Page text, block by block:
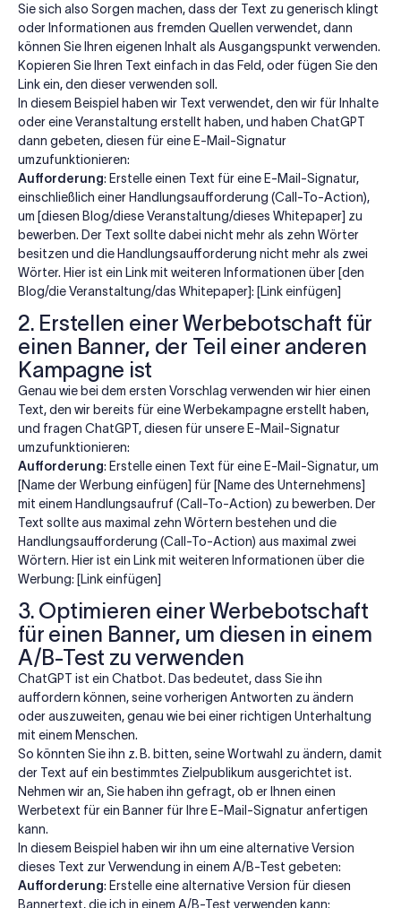
Sie sich also Sorgen machen, dass der Text zu generisch klingt
oder Informationen aus fremden Quellen verwendet, dann
können Sie Ihren eigenen Inhalt als Ausgangspunkt verwenden.
Kopieren Sie Ihren Text einfach in das Feld, oder fügen Sie den
Link ein, den dieser verwenden soll.
In diesem Beispiel haben wir Text verwendet, den wir für Inhalte
oder eine Veranstaltung erstellt haben, und haben ChatGPT
dann gebeten, diesen für eine E-Mail-Signatur
umzufunktionieren:
Aufforderung: Erstelle einen Text für eine E-Mail-Signatur,
einschließlich einer Handlungsaufforderung (Call-To-Action),
um [diesen Blog/diese Veranstaltung/dieses Whitepaper] zu
bewerben. Der Text sollte dabei nicht mehr als zehn Wörter
besitzen und die Handlungsaufforderung nicht mehr als zwei
Wörter. Hier ist ein Link mit weiteren Informationen über [den
Blog/die Veranstaltung/das Whitepaper]: [Link einfügen]
2. Erstellen einer Werbebotschaft für
einen Banner, der Teil einer anderen
Kampagne ist
Genau wie bei dem ersten Vorschlag verwenden wir hier einen
Text, den wir bereits für eine Werbekampagne erstellt haben,
und fragen ChatGPT, diesen für unsere E-Mail-Signatur
umzufunktionieren:
Aufforderung: Erstelle einen Text für eine E-Mail-Signatur, um
[Name der Werbung einfügen] für [Name des Unternehmens]
mit einem Handlungsaufruf (Call-To-Action) zu bewerben. Der
Text sollte aus maximal zehn Wörtern bestehen und die
Handlungsaufforderung (Call-To-Action) aus maximal zwei
Wörtern. Hier ist ein Link mit weiteren Informationen über die
Werbung: [Link einfügen]
3. Optimieren einer Werbebotschaft
für einen Banner, um diesen in einem
A/B-Test zu verwenden
ChatGPT ist ein Chatbot. Das bedeutet, dass Sie ihn
auffordern können, seine vorherigen Antworten zu ändern
oder auszuweiten, genau wie bei einer richtigen Unterhaltung
mit einem Menschen.
So könnten Sie ihn z. B. bitten, seine Wortwahl zu ändern, damit
der Text auf ein bestimmtes Zielpublikum ausgerichtet ist.
Nehmen wir an, Sie haben ihn gefragt, ob er Ihnen einen
Werbetext für ein Banner für Ihre E-Mail-Signatur anfertigen
kann.
In diesem Beispiel haben wir ihn um eine alternative Version
dieses Text zur Verwendung in einem A/B-Test gebeten:
Aufforderung: Erstelle eine alternative Version für diesen
Bannertext, die ich in einem A/B-Test verwenden kann: